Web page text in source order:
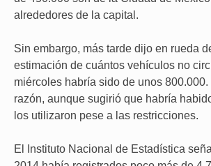
alrededores de la capital.
Sin embargo, más tarde dijo en rueda
estimación de cuántos vehículos no
miércoles habría sido de unos
razón, aunque sugirió que habría
los utilizaron pese a las restricciones.
El Instituto Nacional de Estadística